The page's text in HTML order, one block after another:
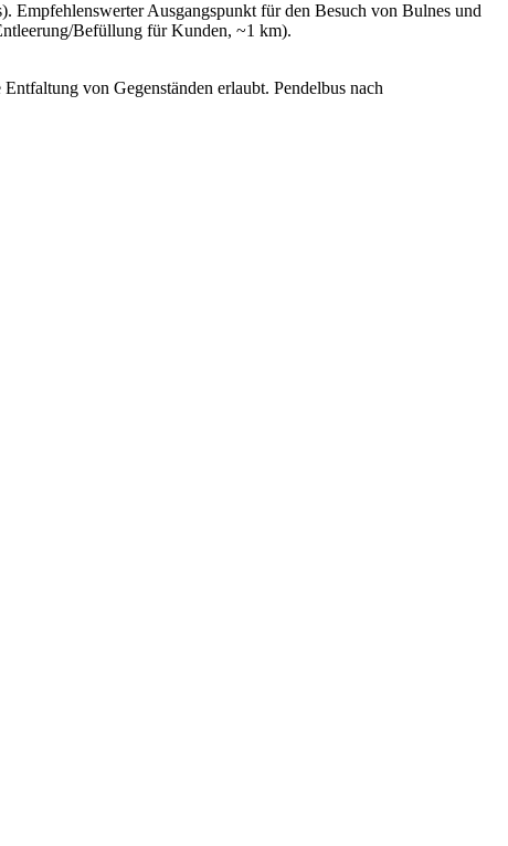
Ausgangspunkt für den Besuch von Bulnes und
Befüllung für Kunden, ~1 km).
von Gegenständen erlaubt. Pendelbus nach